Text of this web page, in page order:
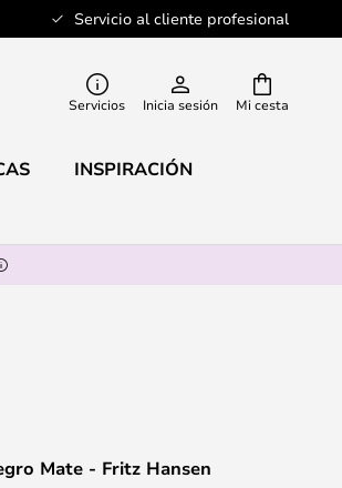
Servicio al cliente profesional
Mi cesta
Servicios Inicia sesión
INSPIRACIÓN
Mate - Fritz Hansen